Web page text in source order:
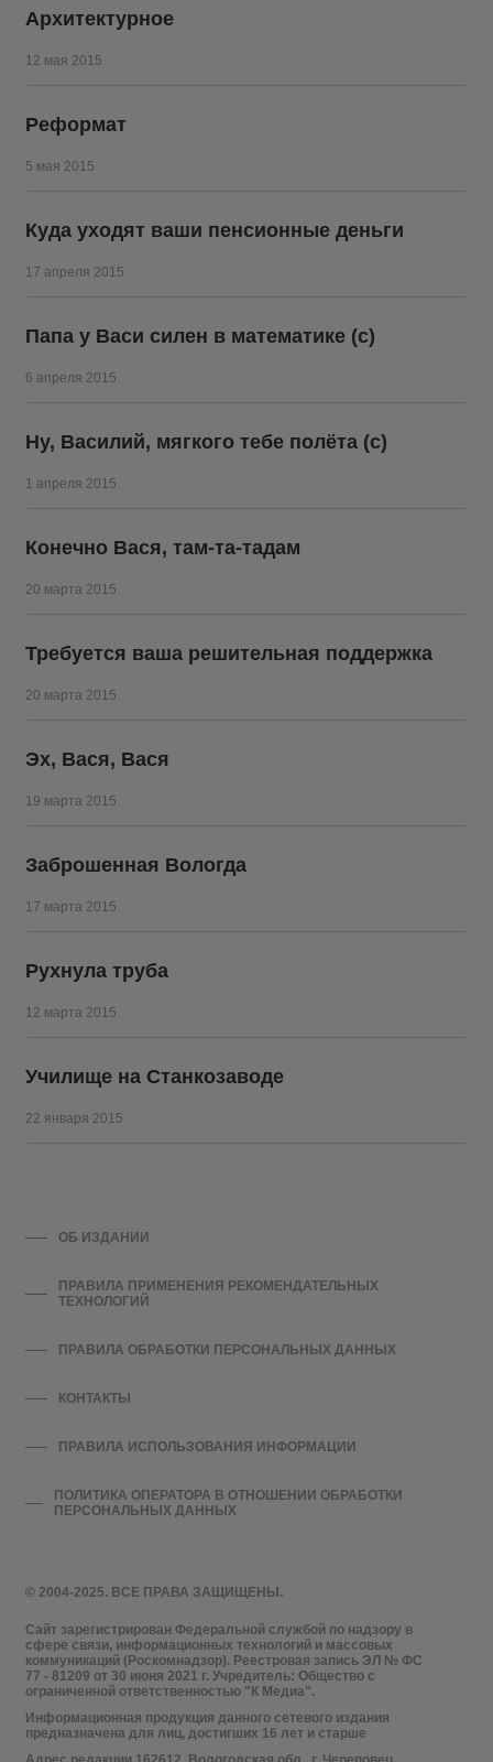
Архитектурное
12 мая 2015
Реформат
5 мая 2015
Куда уходят ваши пенсионные деньги
17 апреля 2015
Папа у Васи силен в математике (с)
6 апреля 2015
Ну, Василий, мягкого тебе полёта (с)
1 апреля 2015
Конечно Вася, там-та-тадам
20 марта 2015
Требуется ваша решительная поддержка
20 марта 2015
Эх, Вася, Вася
19 марта 2015
Заброшенная Вологда
17 марта 2015
Рухнула труба
12 марта 2015
Училище на Станкозаводе
22 января 2015
© 2004-2025. ВСЕ ПРАВА ЗАЩИЩЕНЫ.
Сайт зарегистрирован Федеральной службой по надзору в
сфере связи, информационных технологий и массовых
коммуникаций (Роскомнадзор). Реестровая запись ЭЛ № ФС
77 - 81209 от 30 июня 2021 г. Учредитель: Общество с
ограниченной ответственностью "К Медиа".
Информационная продукция данного сетевого издания
предназначена для лиц, достигших 16 лет и старше
ОБ ИЗДАНИИ
ПРАВИЛА ПРИМЕНЕНИЯ РЕКОМЕНДАТЕЛЬНЫХ
ТЕХНОЛОГИЙ
ПРАВИЛА ОБРАБОТКИ ПЕРСОНАЛЬНЫХ ДАННЫХ
КОНТАКТЫ
ПРАВИЛА ИСПОЛЬЗОВАНИЯ ИНФОРМАЦИИ
ПОЛИТИКА ОПЕРАТОРА В ОТНОШЕНИИ ОБРАБОТКИ
ПЕРСОНАЛЬНЫХ ДАННЫХ